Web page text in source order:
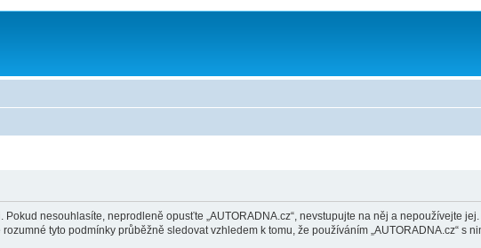
nesouhlasíte, neprodleně opusťte „AUTORADNA.cz“, nevstupujte na něj a nepoužívejte
tyto podmínky průběžně sledovat vzhledem k tomu, že používáním „AUTORADNA.cz“ s